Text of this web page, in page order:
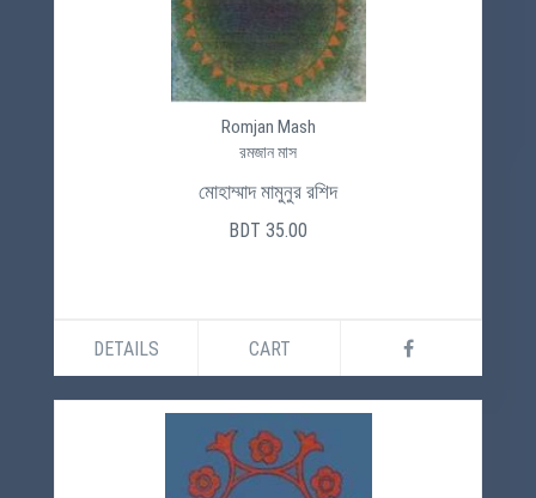
Romjan Mash
রমজান মাস
মোহাম্মাদ মামুনুর রশিদ
BDT 35.00
DETAILS CART